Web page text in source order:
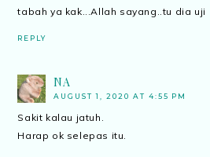
tabah ya kak...Allah sayang..tu dia uji
REPLY
NA
AUGUST 1, 2020 AT 4:55 PM
Sakit kalau jatuh.
Harap ok selepas itu.